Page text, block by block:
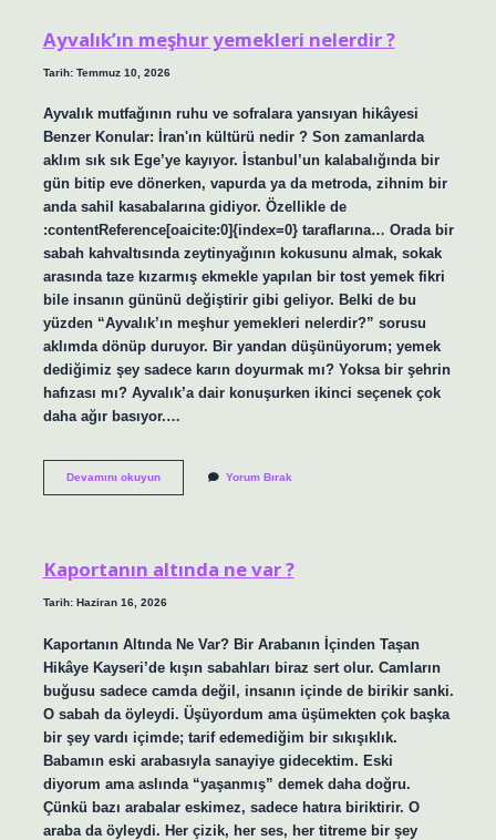
Ayvalık’ın meşhur yemekleri nelerdir ?
Tarih: Temmuz 10, 2026
Ayvalık mutfağının ruhu ve sofralara yansıyan hikâyesi
Benzer Konular: İran'ın kültürü nedir ? Son zamanlarda
aklım sık sık Ege’ye kayıyor. İstanbul’un kalabalığında bir
gün bitip eve dönerken, vapurda ya da metroda, zihnim bir
anda sahil kasabalarına gidiyor. Özellikle de
:contentReference[oaicite:0]{index=0} taraflarına… Orada bir
sabah kahvaltısında zeytinyağının kokusunu almak, sokak
arasında taze kızarmış ekmekle yapılan bir tost yemek fikri
bile insanın gününü değiştirir gibi geliyor. Belki de bu
yüzden “Ayvalık’ın meşhur yemekleri nelerdir?” sorusu
aklımda dönüp duruyor. Bir yandan düşünüyorum; yemek
dediğimiz şey sadece karın doyurmak mı? Yoksa bir şehrin
hafızası mı? Ayvalık’a dair konuşurken ikinci seçenek çok
daha ağır basıyor.…
Devamını okuyunAyvalık’ın
Yorum Bırak
Kaportanın altında ne var ?
Tarih: Haziran 16, 2026
Kaportanın Altında Ne Var? Bir Arabanın İçinden Taşan
Hikâye Kayseri’de kışın sabahları biraz sert olur. Camların
buğusu sadece camda değil, insanın içinde de birikir sanki.
O sabah da öyleydi. Üşüyordum ama üşümekten çok başka
bir şey vardı içimde; tarif edemediğim bir sıkışıklık.
Babamın eski arabasıyla sanayiye gidecektim. Eski
diyorum ama aslında “yaşanmış” demek daha doğru.
Çünkü bazı arabalar eskimez, sadece hatıra biriktirir. O
araba da öyleydi. Her çizik, her ses, her titreme bir şey